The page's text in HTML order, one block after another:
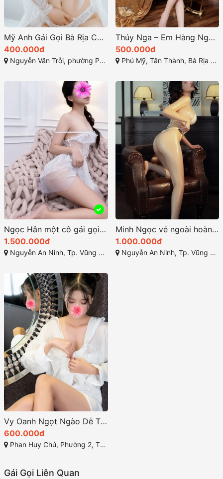
Mỹ Anh Gái Gọi Bà Rịa Cực Kỳ Hấp Dẫn
400.000đ
Nguyễn Văn Trỗi, phường Phước Hưng, Bà Rịa, Bà Rịa - Vũng Tàu
Thúy Nga – Em Hàng Ngọt Ngào chính là lựa chọn lý tưởng
500.000đ
Phú Mỹ, Tân Thành, Bà Rịa - Vũng Tàu
Ngọc Hân một cô gái gọi vũng tàu xinh bông hoa rạng rỡ
1.500.000đ
Nguyễn An Ninh, Tp. Vũng Tàu, Bà Rịa - Vũng Tàu
Minh Ngọc vẻ ngoài hoàn hảo với đường cong nổi bật
1.000.000đ
Nguyễn An Ninh, Tp. Vũng Tàu, Bà Rịa - Vũng Tàu
Vy Oanh Ngọt Ngào Dễ Thương sự thư giãn tuyệt vời
600.000đ
Phan Huy Chú, Phường 2, Thành phố Vũng Tầu, Bà Rịa - Vũng Tàu
Gái Gọi Liên Quan